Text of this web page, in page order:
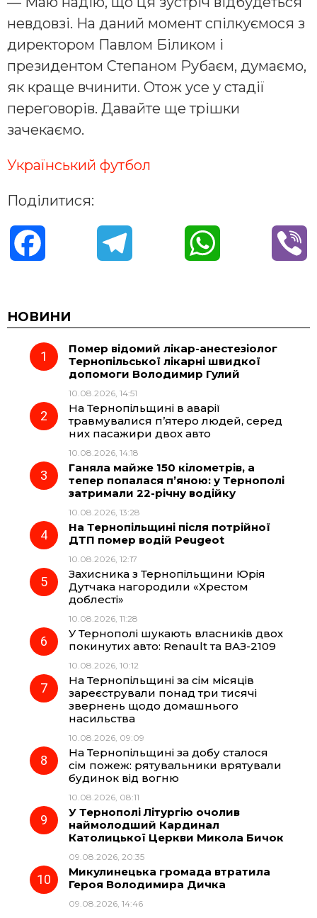
невдовзі. На даний момент спілкуємося з
директором Павлом Біликом і
президентом Степаном Рубаєм, думаємо,
як краще вчинити. Отож усе у стадії
переговорів. Давайте ще трішки
зачекаємо.
Український футбол
Поділитися:
c
e
o
k
e
r
a
m
t
A
p
НОВИНИ
Помер відомий лікар-анестезіолог
Тернопільської лікарні швидкої
допомоги Володимир Гулий
10.08.2026, 14:51
На Тернопільщині в аварії
травмувалися п’ятеро людей, серед
них пасажири двох авто
10.08.2026, 14:18
Ганяла майже 150 кілометрів, а
тепер попалася п’яною: у Тернополі
затримали 22-річну водійку
10.08.2026, 13:28
На Тернопільщині після потрійної
ДТП помер водій Peugeot
10.08.2026, 12:17
Захисника з Тернопільщини Юрія
Дутчака нагородили «Хрестом
доблесті»
10.08.2026, 11:28
У Тернополі шукають власників двох
покинутих авто: Renault та ВАЗ-2109
10.08.2026, 10:12
На Тернопільщині за сім місяців
зареєстрували понад три тисячі
звернень щодо домашнього
насильства
10.08.2026, 09:09
На Тернопільщині за добу сталося
сім пожеж: рятувальники врятували
будинок від вогню
10.08.2026, 08:11
У Тернополі Літургію очолив
наймолодший Кардинал
Католицької Церкви Микола Бичок
09.08.2026, 20:35
Микулинецька громада втратила
Героя Володимира Дичка
09.08.2026, 14:46